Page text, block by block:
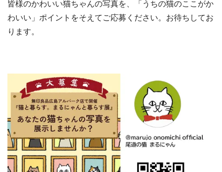
皆様のかわいい猫ちゃんの写真を、「うちの猫のここがか
わいい」ポイントをそえてご応募ください。お待ちしてお
ります。